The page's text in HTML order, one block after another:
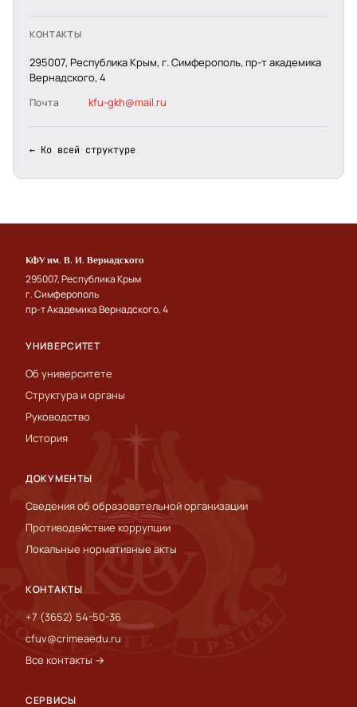
КОНТАКТЫ
295007, Республика Крым, г. Симферополь, пр-т академика
Вернадского, 4
Почта kfu-gkh@mail.ru
← Ко всей структуре
КФУ им. В. И. Вернадского
295007, Республика Крым
г. Симферополь
пр-т Академика Вернадского, 4
УНИВЕРСИТЕТ
Об университете
Структура и органы
Руководство
История
ДОКУМЕНТЫ
Сведения об образовательной организации
Противодействие коррупции
Локальные нормативные акты
КОНТАКТЫ
+7 (3652) 54-50-36
cfuv@crimeaedu.ru
Все контакты →
СЕРВИСЫ